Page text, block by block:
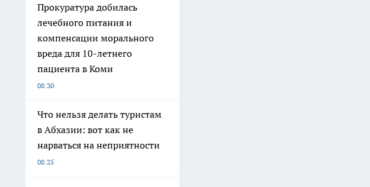
Прокуратура добилась
лечебного питания и
компенсации морального
вреда для 10-летнего
пациента в Коми
08:30
Что нельзя делать туристам
в Абхазии: вот как не
нарваться на неприятности
08:25